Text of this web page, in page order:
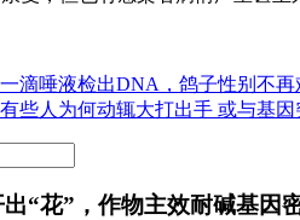
滴唾液检出DNA，鸽子性别不再
些人为何动辄大打出手 或与基因
“花”，作物主效耐碱基因